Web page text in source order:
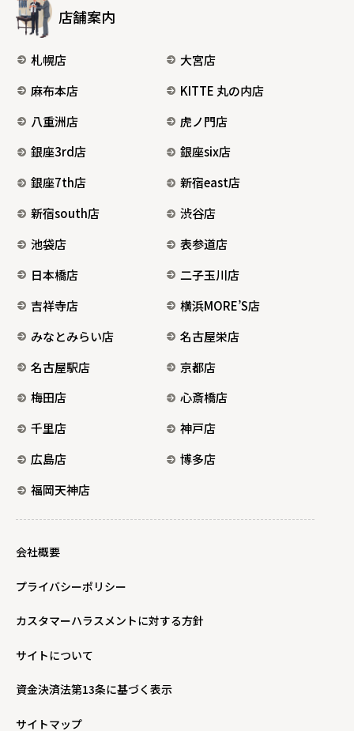
店舗案内
札幌店
大宮店
麻布本店
KITTE 丸の内店
八重洲店
虎ノ門店
銀座3rd店
銀座six店
銀座7th店
新宿east店
新宿south店
渋谷店
池袋店
表参道店
日本橋店
二子玉川店
吉祥寺店
横浜MORE’S店
みなとみらい店
名古屋栄店
名古屋駅店
京都店
梅田店
心斎橋店
千里店
神戸店
広島店
博多店
福岡天神店
会社概要
プライバシーポリシー
カスタマーハラスメントに対する方針
サイトについて
資金決済法第13条に基づく表示
サイトマップ